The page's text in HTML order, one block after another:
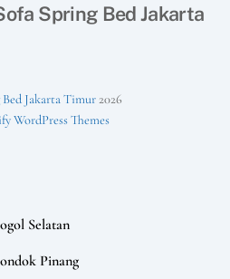
Spring Bed Jakarta
Bed Jakarta Timur2026
WordPress Themes
Selatan
Pinang